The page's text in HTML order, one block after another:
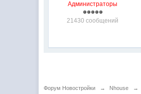
Администраторы
21430 сообщений
Форум Новостройки → Nhouse →